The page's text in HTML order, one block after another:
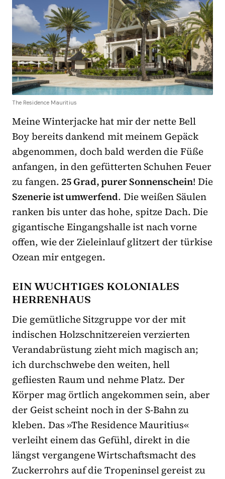
The Residence Mauritius
Meine Winterjacke hat mir der nette Bell
Boy bereits dankend mit meinem Gepäck
abgenommen, doch bald werden die Füße
anfangen, in den gefütterten Schuhen Feuer
zu fangen. 25 Grad, purer Sonnenschein! Die
Szenerie ist umwerfend. Die weißen Säulen
ranken bis unter das hohe, spitze Dach. Die
gigantische Eingangshalle ist nach vorne
offen, wie der Zieleinlauf glitzert der türkise
Ozean mir entgegen.
EIN WUCHTIGES KOLONIALES
HERRENHAUS
Die gemütliche Sitzgruppe vor der mit
indischen Holzschnitzereien verzierten
Verandabrüstung zieht mich magisch an;
ich durchschwebe den weiten, hell
gefliesten Raum und nehme Platz. Der
Körper mag örtlich angekommen sein, aber
der Geist scheint noch in der S-Bahn zu
kleben. Das »The Residence Mauritius«
verleiht einem das Gefühl, direkt in die
längst vergangene Wirtschaftsmacht des
Zuckerrohrs auf die Tropeninsel gereist zu